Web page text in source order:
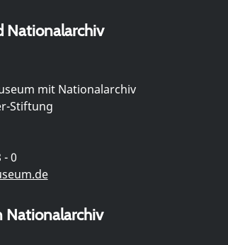
Nationalarchiv
mit Nationalarchiv
Stiftung
- 0
Nationalarchiv